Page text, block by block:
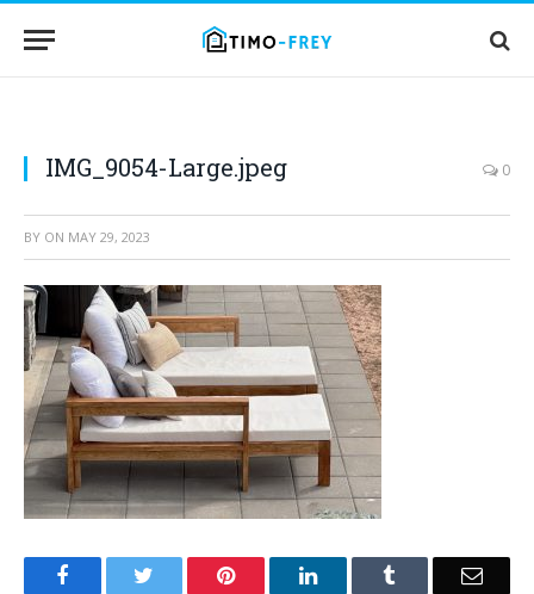
IMG_9054-Large.jpeg 0
BY ON MAY 29, 2023
Facebook Pinterest LinkedIn Email